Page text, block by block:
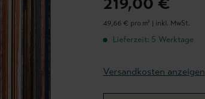
49,66 € pro m² | inkl. MwSt.
Lieferzeit: 5 Werktage
Versandkosten anzeigen